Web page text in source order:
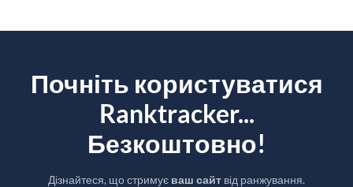
Почніть користуватися
Ranktracker...
Безкоштовно!
Дізнайтеся, що стримує ваш сайт від ранжування.